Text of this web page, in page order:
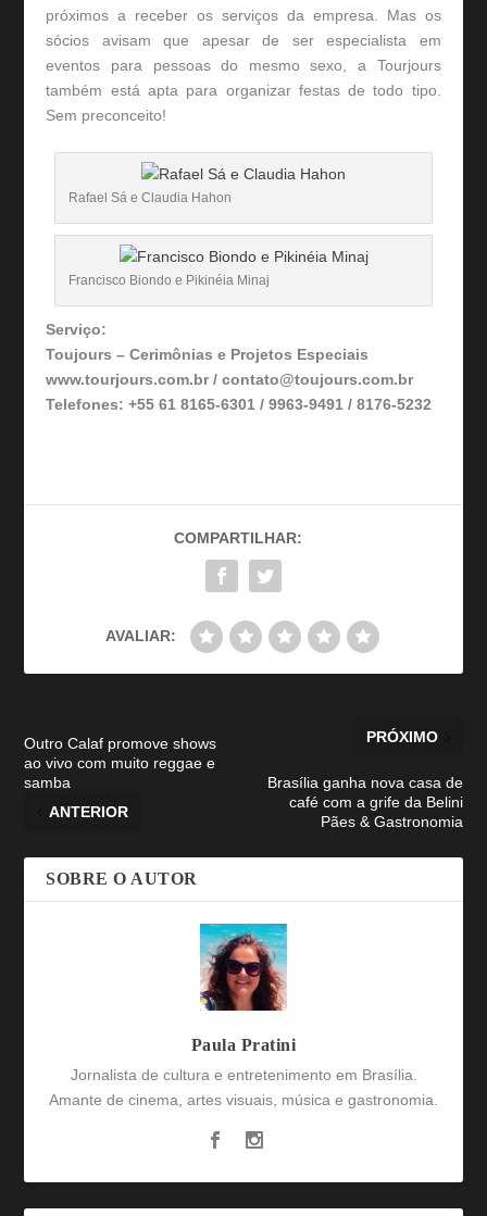
próximos a receber os serviços da empresa. Mas os
sócios avisam que apesar de ser especialista em
eventos para pessoas do mesmo sexo, a Tourjours
também está apta para organizar festas de todo tipo.
Sem preconceito!
Rafael Sá e Claudia Hahon
Francisco Biondo e Pikinéia Minaj
Serviço:
Toujours – Cerimônias e Projetos Especiais
www.tourjours.com.br / contato@toujours.com.br
Telefones: +55 61 8165-6301 / 9963-9491 / 8176-5232
COMPARTILHAR:
AVALIAR:
Outro Calaf promove shows
ao vivo com muito reggae e
samba
ANTERIOR
PRÓXIMO
Brasília ganha nova casa de
café com a grife da Belini
Pães & Gastronomia
SOBRE O AUTOR
Paula Pratini
Jornalista de cultura e entretenimento em Brasília.
Amante de cinema, artes visuais, música e gastronomia.